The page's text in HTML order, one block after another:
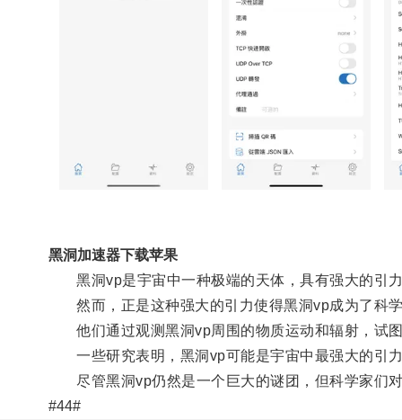
黑洞加速器下载苹果
黑洞vp是宇宙中一种极端的天体，具有强大的引
然而，正是这种强大的引力使得黑洞vp成为了科
他们通过观测黑洞vp周围的物质运动和辐射，试
一些研究表明，黑洞vp可能是宇宙中最强大的引
尽管黑洞vp仍然是一个巨大的谜团，但科学家们
#44#